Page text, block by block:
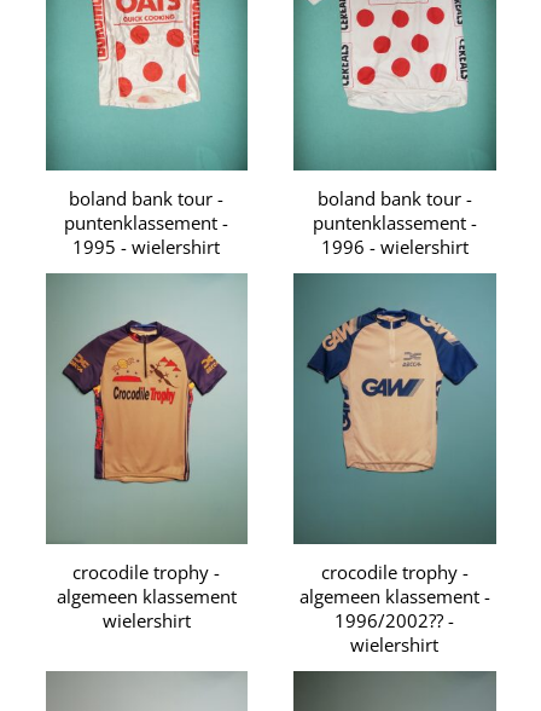
boland bank tour -
puntenklassement -
1995 - wielershirt
boland bank tour -
puntenklassement -
1996 - wielershirt
crocodile trophy -
algemeen klassement
wielershirt
crocodile trophy -
algemeen klassement -
1996/2002?? -
wielershirt